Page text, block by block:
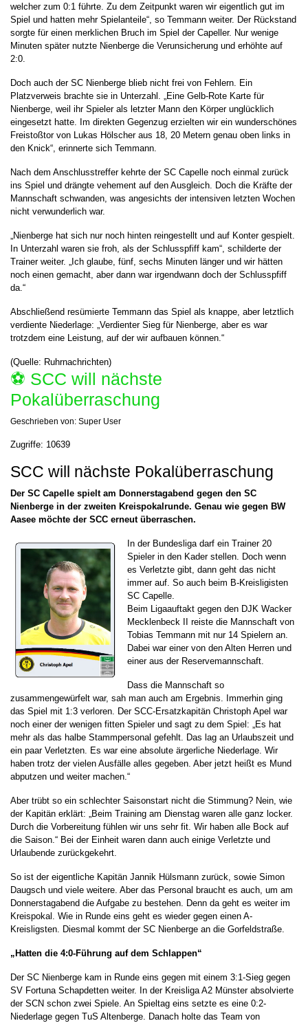
welcher zum 0:1 führte. Zu dem Zeitpunkt waren wir eigentlich gut im
Spiel und hatten mehr Spielanteile“, so Temmann weiter. Der Rückstand
sorgte für einen merklichen Bruch im Spiel der Capeller. Nur wenige
Minuten später nutzte Nienberge die Verunsicherung und erhöhte auf
2:0.
Doch auch der SC Nienberge blieb nicht frei von Fehlern. Ein
Platzverweis brachte sie in Unterzahl. „Eine Gelb-Rote Karte für
Nienberge, weil ihr Spieler als letzter Mann den Körper unglücklich
eingesetzt hatte. Im direkten Gegenzug erzielten wir ein wunderschönes
Freistoßtor von Lukas Hölscher aus 18, 20 Metern genau oben links in
den Knick“, erinnerte sich Temmann.
Nach dem Anschlusstreffer kehrte der SC Capelle noch einmal zurück
ins Spiel und drängte vehement auf den Ausgleich. Doch die Kräfte der
Mannschaft schwanden, was angesichts der intensiven letzten Wochen
nicht verwunderlich war.
„Nienberge hat sich nur noch hinten reingestellt und auf Konter gespielt.
In Unterzahl waren sie froh, als der Schlusspfiff kam“, schilderte der
Trainer weiter. „Ich glaube, fünf, sechs Minuten länger und wir hätten
noch einen gemacht, aber dann war irgendwann doch der Schlusspfiff
da.“
Abschließend resümierte Temmann das Spiel als knappe, aber letztlich
verdiente Niederlage: „Verdienter Sieg für Nienberge, aber es war
trotzdem eine Leistung, auf der wir aufbauen können.“
(Quelle: Ruhrnachrichten)
⚽️ SCC will nächste
Pokalüberraschung
Geschrieben von: Super User
Zugriffe: 10639
SCC will nächste Pokalüberraschung
Der SC Capelle spielt am Donnerstagabend gegen den SC
Nienberge in der zweiten Kreispokalrunde. Genau wie gegen BW
Aasee möchte der SCC erneut überraschen.
In der Bundesliga darf ein Trainer 20
Spieler in den Kader stellen. Doch wenn
es Verletzte gibt, dann geht das nicht
immer auf. So auch beim B-Kreisligisten
SC Capelle.
Beim Ligaauftakt gegen den DJK Wacker
Mecklenbeck II reiste die Mannschaft von
Tobias Temmann mit nur 14 Spielern an.
Dabei war einer von den Alten Herren und
einer aus der Reservemannschaft.
Dass die Mannschaft so
zusammengewürfelt war, sah man auch am Ergebnis. Immerhin ging
das Spiel mit 1:3 verloren. Der SCC-Ersatzkapitän Christoph Apel war
noch einer der wenigen fitten Spieler und sagt zu dem Spiel: „Es hat
mehr als das halbe Stammpersonal gefehlt. Das lag an Urlaubszeit und
ein paar Verletzten. Es war eine absolute ärgerliche Niederlage. Wir
haben trotz der vielen Ausfälle alles gegeben. Aber jetzt heißt es Mund
abputzen und weiter machen.“
Aber trübt so ein schlechter Saisonstart nicht die Stimmung? Nein, wie
der Kapitän erklärt: „Beim Training am Dienstag waren alle ganz locker.
Durch die Vorbereitung fühlen wir uns sehr fit. Wir haben alle Bock auf
die Saison.“ Bei der Einheit waren dann auch einige Verletzte und
Urlaubende zurückgekehrt.
So ist der eigentliche Kapitän Jannik Hülsmann zurück, sowie Simon
Daugsch und viele weitere. Aber das Personal braucht es auch, um am
Donnerstagabend die Aufgabe zu bestehen. Denn da geht es weiter im
Kreispokal. Wie in Runde eins geht es wieder gegen einen A-
Kreisligsten. Diesmal kommt der SC Nienberge an die Gorfeldstraße.
„Hatten die 4:0-Führung auf dem Schlappen“
Der SC Nienberge kam in Runde eins gegen mit einem 3:1-Sieg gegen
SV Fortuna Schapdetten weiter. In der Kreisliga A2 Münster absolvierte
der SCN schon zwei Spiele. An Spieltag eins setzte es eine 0:2-
Niederlage gegen TuS Altenberge. Danach holte das Team von